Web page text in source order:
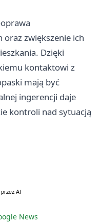
oraz zwiększenie ich
Dzięki
kontaktowi z
mają być
ingerencji daje
kontroli nad sytuacją
News